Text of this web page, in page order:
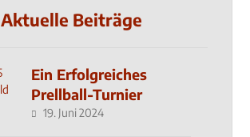
Aktuelle Beiträge
Ein Erfolgreiches
Prellball-Turnier
19. Juni 2024